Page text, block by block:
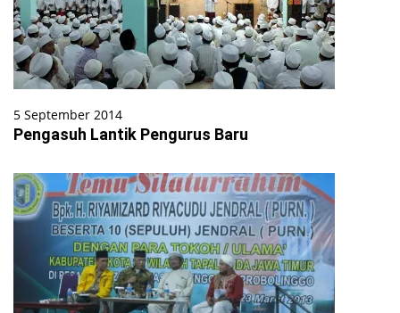
5 September 2014
Pengasuh Lantik Pengurus Baru